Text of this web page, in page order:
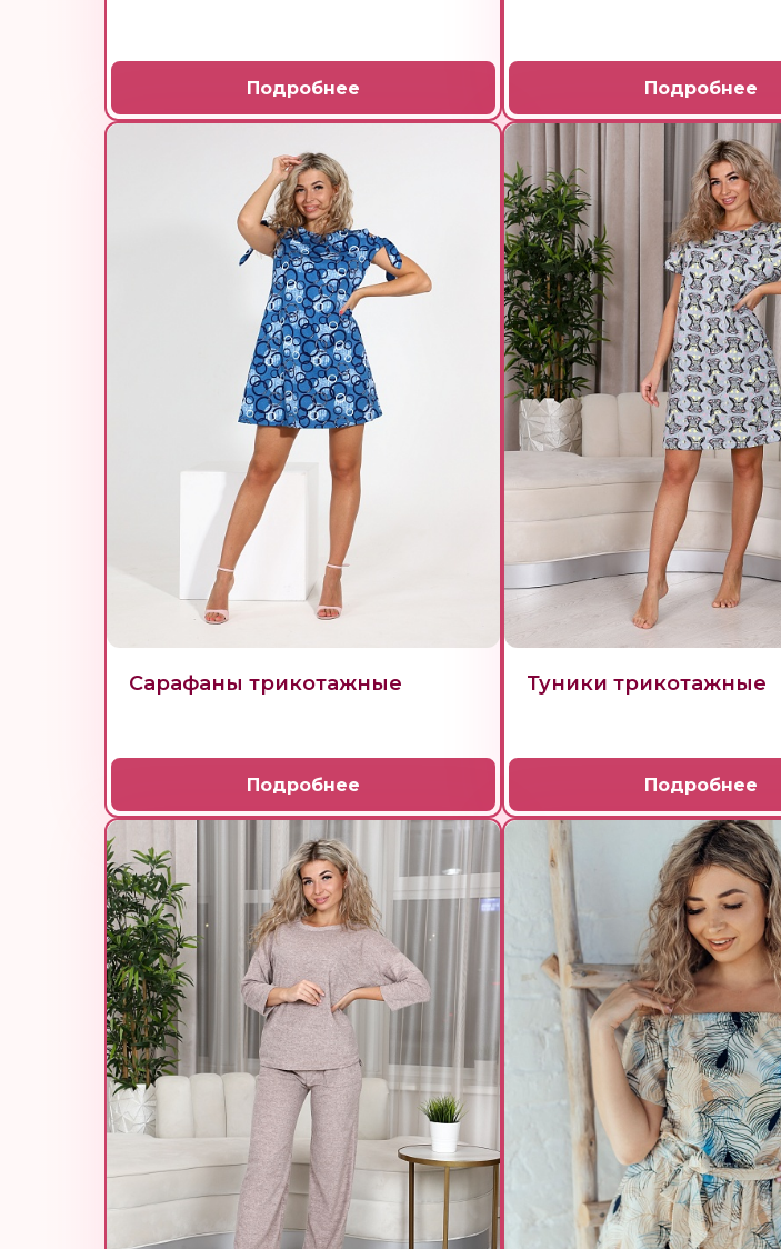
Подробнее Подробнее
Сарафаны трикотажные
Подробнее
Туники трикотажные
Подробнее